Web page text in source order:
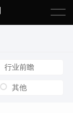
行业前瞻
其他